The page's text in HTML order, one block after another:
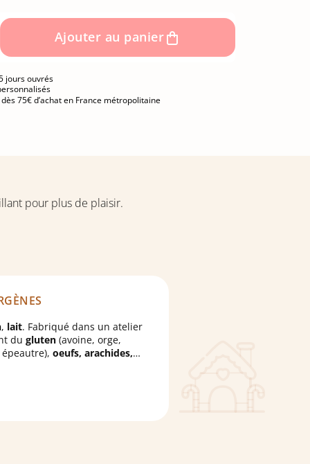
Ajouter au panier
jours ouvrés
75€ d’achat en France métropolitaine
pour plus de plaisir.
, lait. Fabriqué dans un atelier
du gluten (avoine, orge,
oeufs, arachides,